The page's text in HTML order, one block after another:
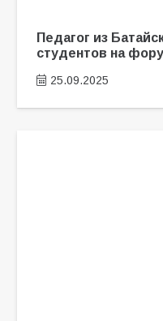
Педагог из
студентов на
25.09.2025